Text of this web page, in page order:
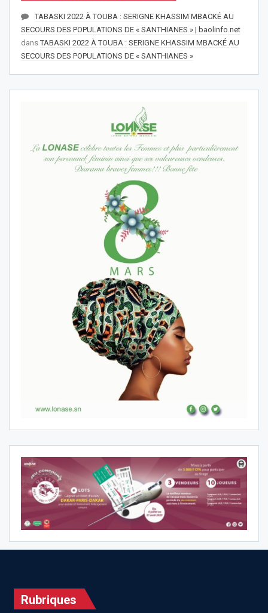
TABASKI 2022 À TOUBA : SERIGNE KHASSIM MBACKÉ AU
SECOURS DES POPULATIONS DE « SANTHIANES » | baolinfo.net
dansTABASKI 2022 À TOUBA : SERIGNE KHASSIM MBACKÉ AU
SECOURS DES POPULATIONS DE « SANTHIANES »
Rubriques